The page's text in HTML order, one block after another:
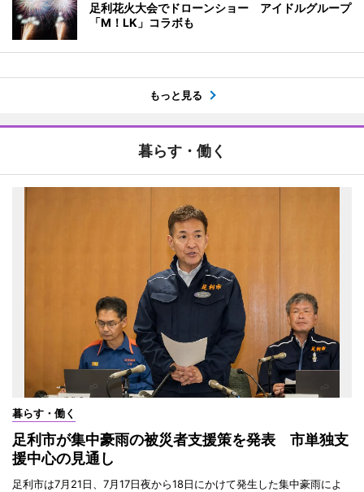
足利花火大会でドローンショー アイドルグループ
「M！LK」コラボも
もっと見る
暮らす・働く
暮らす・働く
足利市が集中豪雨の被災者支援策を発表 市単独支
援中心の見通し
足利市は7月21日、7月17日夜から18日にかけて発生した集中豪雨によ